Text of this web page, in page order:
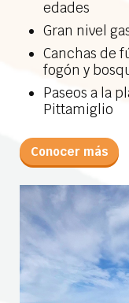
edades
Gran nivel
Canchas de
fogón y
Paseos a la
Pittamiglio
Conocer más